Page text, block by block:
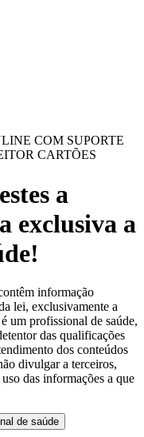
Infeções
Cirúrgicas
Vascular
Extracorporal
quando recebe alta
visite a nossa página de
carreira na B. Braun.
global por perfis de
SaúdeCOM SUPORTE
CARTÕES
a
exclusiva a
informação
lei, exclusivamente a
um profissional de saúde,
das qualificações
dos conteúdos
divulgar a terceiros,
das informações a que
de saúde